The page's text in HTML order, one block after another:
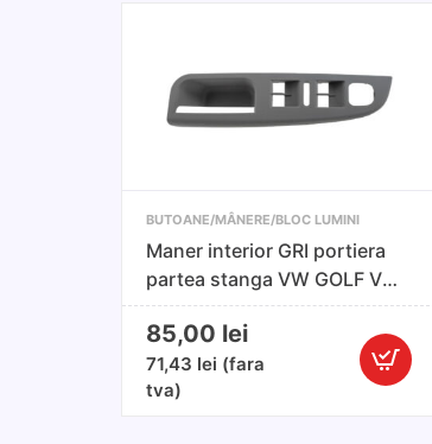
BUTOANE/MÂNERE/BLOC LUMINI
Maner interior GRI portiera
partea stanga VW GOLF V
2003-,JETTA 2005-
85,00 lei
71,43 lei (fara
tva)
Cantitate